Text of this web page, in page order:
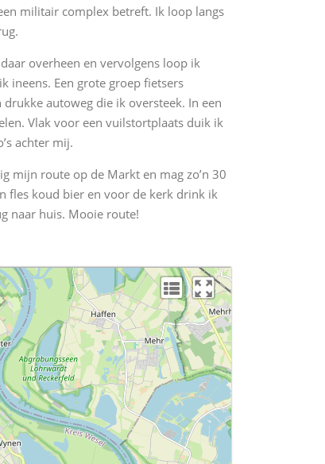
militair complex betreft. Ik loop langs
overheen en vervolgens loop ik
ineens. Een grote groep fietsers
autoweg die ik oversteek. In een
Vlak voor een vuilstortplaats duik ik
achter mij.
mijn route op de Markt en mag zo’n 30
fles koud bier en voor de kerk drink ik
naar huis. Mooie route!